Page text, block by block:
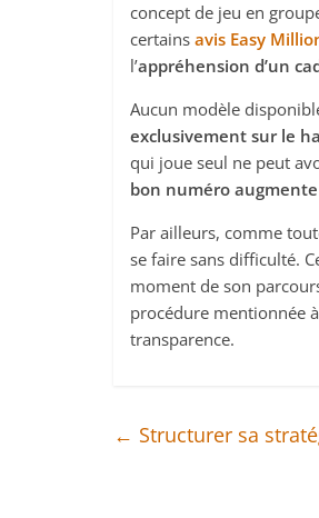
concept de jeu en
certains avis Easy
l’appréhension d’un
Aucun modèle
exclusivement sur le
qui joue seul ne peut
bon numéro augmente
Par ailleurs, comme
se faire sans difficulté.
moment de son
procédure mentionnée
transparence.
← Structurer sa